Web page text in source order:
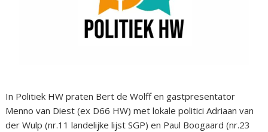
In Politiek HW praten Bert de Wolff en gastpresentator
Menno van Diest (ex D66 HW) met lokale politici Adriaan van
der Wulp (nr.11 landelijke lijst SGP) en Paul Boogaard (nr.23